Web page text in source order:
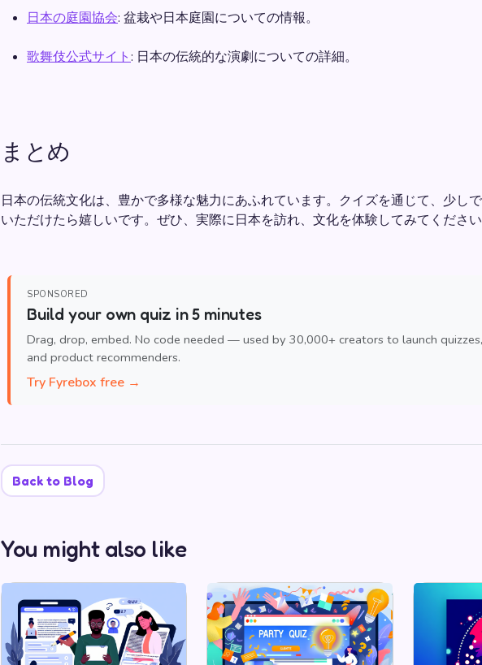
日本の庭園協会: 盆栽や日本庭園についての情報。
歌舞伎公式サイト: 日本の伝統的な演劇についての詳細。
まとめ
日本の伝統文化は、豊かで多様な魅力にあふれています。クイズを通じて、少し
いただけたら嬉しいです。ぜひ、実際に日本を訪れ、文化を体験してみてくださ
SPONSORED
Build your own quiz in 5 minutes
Drag, drop, embed. No code needed — used by 30,000+ creators to launch
and product recommenders.
Try Fyrebox free →
Back to Blog
You might also like